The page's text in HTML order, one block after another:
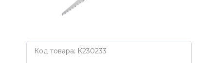
Код товара: К230233